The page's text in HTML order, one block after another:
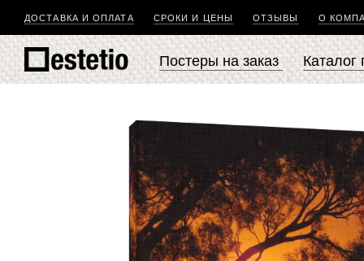
ДОСТАВКА И ОПЛАТА СРОКИ И ЦЕНЫ ОТЗЫВЫ О
Постеры на заказ Каталог